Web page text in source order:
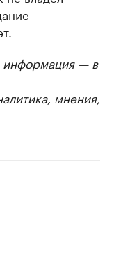
информация — в
мнения,